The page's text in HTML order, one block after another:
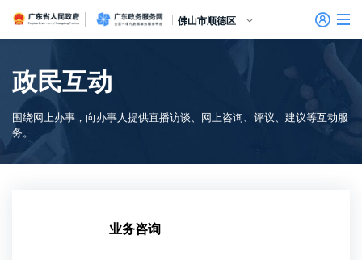
留言信箱
建言献策
信访相关法规
便民服务
百姓论坛
政府热线
网上调查
在线访谈
法律服务
领导信箱
未加载图片
政务微博
网络问政
意见征集
部门信箱
信访常见问题
信件回复
网上举报
公众监督
我要留言
广东省人民政府广东政务服务网
佛山市顺德区
个人服务
法人服务
政民互动
围绕网上办事，向办事人提供直播访谈、网上咨询、评议、建议等互动服
务。
业务咨询